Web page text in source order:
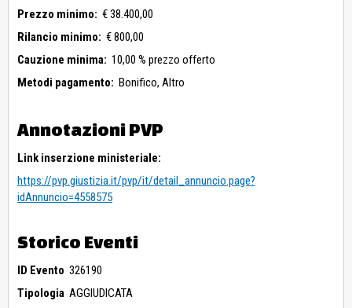
Prezzo minimo: € 38.400,00
Rilancio minimo: € 800,00
Cauzione minima: 10,00 % prezzo offerto
Metodi pagamento: Bonifico, Altro
Annotazioni PVP
Link inserzione ministeriale:
https://pvp.giustizia.it/pvp/it/detail_annuncio.page?
idAnnuncio=4558575
Storico Eventi
ID Evento 326190
Tipologia AGGIUDICATA